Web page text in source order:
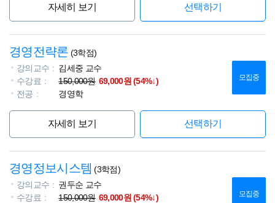
자세히 보기 선택하기
경영전략론 (3학점)
강의교수
김세중 교수
수강료
150,000원 69,000원 (54%↓)
전공
경영학
모집중
자세히 보기 선택하기
경영정보시스템 (3학점)
강의교수
권두순 교수
수강료
150,000원 69,000원 (54%↓)
모집중